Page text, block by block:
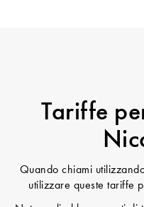
Tariffe
Quando chiami
utilizzare queste tariffe